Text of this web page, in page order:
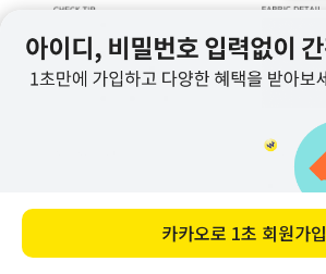
카카오로 1초 회원가입